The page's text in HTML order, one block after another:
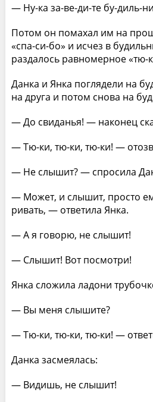
— Ну-ка за-ве-ди-те бу-диль-
Потом он помахал им на
«спа-си-бо» и исчез в
раздалось равномерное «тю-
Данка и Янка поглядели на
на друга и потом снова на
— До свиданья! — наконец
— Тю-ки, тю-ки, тю-ки! —
— Не слышит? — спросила
— Может, и слышит, просто
ривать, — ответила Янка.
— А я говорю, не слышит!
— Слышит! Вот посмотри!
Янка сложила ладони
— Вы меня слышите?
— Тю-ки, тю-ки, тю-ки! —
Данка засмеялась:
— Видишь, не слышит!